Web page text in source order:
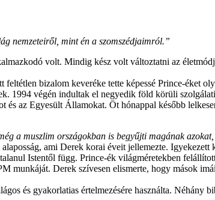
nemzeteiről, mint én a szomszédjaimról.”
volt. Mindig kész volt változtatni az
feltétlen bizalom keveréke tette képessé Prince-éket
1994 végén indultak el negyedik föld körüli
az Egyesült Államokat. Öt hónappal később
a muszlim országokban is begyűjti magának
ami Derek korai éveit jellemezte.
Istentől függ. Prince-ék világméretekben
munkáját. Derek szívesen elismerte, hogy mások
és gyakorlatias értelmezésére használta. Néhány